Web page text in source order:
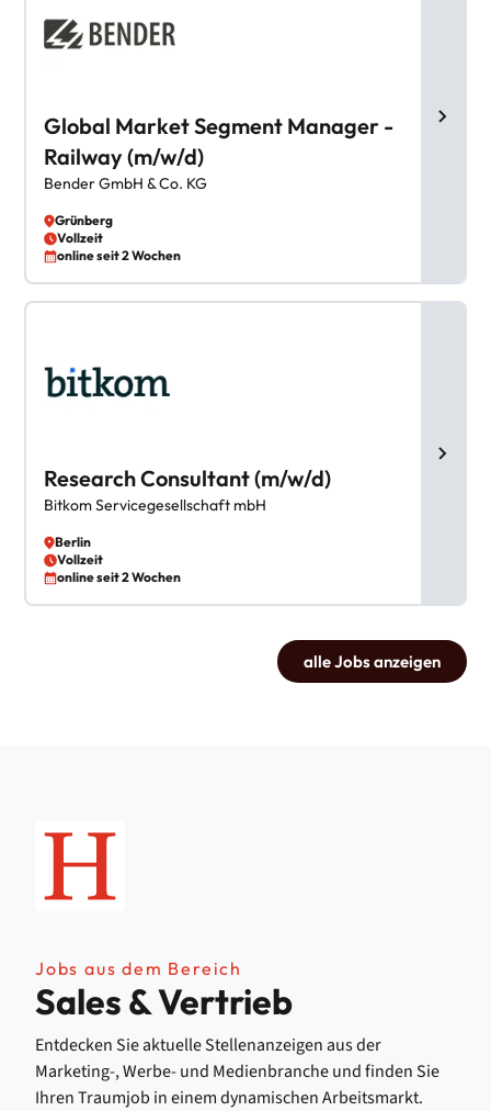
Global Market Segment Manager -
Railway (m/w/d)
Bender GmbH & Co. KG
Grünberg
Vollzeit
online seit 2 Wochen
Research Consultant (m/w/d)
Bitkom Servicegesellschaft mbH
Berlin
Vollzeit
online seit 2 Wochen
alle Jobs anzeigen
Jobs aus dem Bereich
Sales & Vertrieb
Entdecken Sie aktuelle Stellenanzeigen aus der
Marketing-, Werbe- und Medienbrancheund finden Sie
Ihren Traumjob in einem dynamischen Arbeitsmarkt.